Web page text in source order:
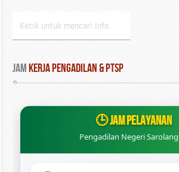
Jam Kerja Pengadilan & PTSP
🕒 JAM PELAYANAN
Pengadilan Negeri